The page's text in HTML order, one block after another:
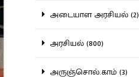
அடையாள அரசியல் (2)
அரசியல் (800)
அருஞ்சொல்.காம் (3)